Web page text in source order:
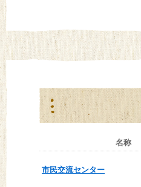
名称
市民交流センター